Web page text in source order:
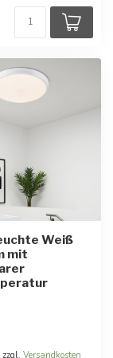
Weiß
mit
Versandkosten